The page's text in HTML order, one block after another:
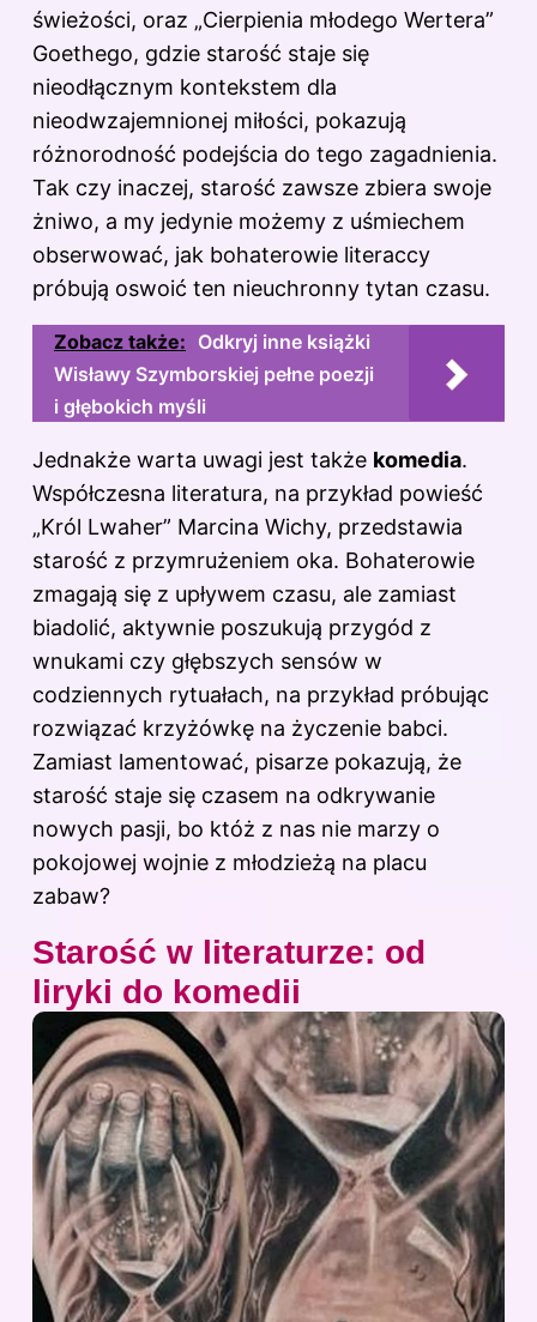
świeżości, oraz „Cierpienia młodego Wertera”
Goethego, gdzie starość staje się
nieodłącznym kontekstem dla
nieodwzajemnionej miłości, pokazują
różnorodność podejścia do tego zagadnienia.
Tak czy inaczej, starość zawsze zbiera swoje
żniwo, a my jedynie możemy z uśmiechem
obserwować, jak bohaterowie literaccy
próbują oswoić ten nieuchronny tytan czasu.
Zobacz także: Odkryj inne książki
Wisławy Szymborskiej pełne poezji
i głębokich myśli
Jednakże warta uwagi jest także komedia.
Współczesna literatura, na przykład powieść
„Król Lwaher” Marcina Wichy, przedstawia
starość z przymrużeniem oka. Bohaterowie
zmagają się z upływem czasu, ale zamiast
biadolić, aktywnie poszukują przygód z
wnukami czy głębszych sensów w
codziennych rytuałach, na przykład próbując
rozwiązać krzyżówkę na życzenie babci.
Zamiast lamentować, pisarze pokazują, że
starość staje się czasem na odkrywanie
nowych pasji, bo któż z nas nie marzy o
pokojowej wojnie z młodzieżą na placu
zabaw?
Starość w literaturze: od
liryki do komedii